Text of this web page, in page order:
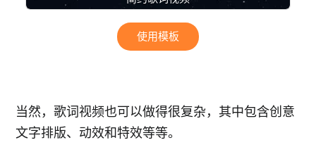
使用模板
当然，歌词视频也可以做得很复杂，其中包含创意
文字排版、动效和特效等等。